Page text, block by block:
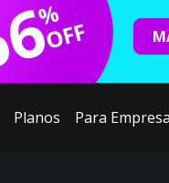
%
OFF
Planos Para